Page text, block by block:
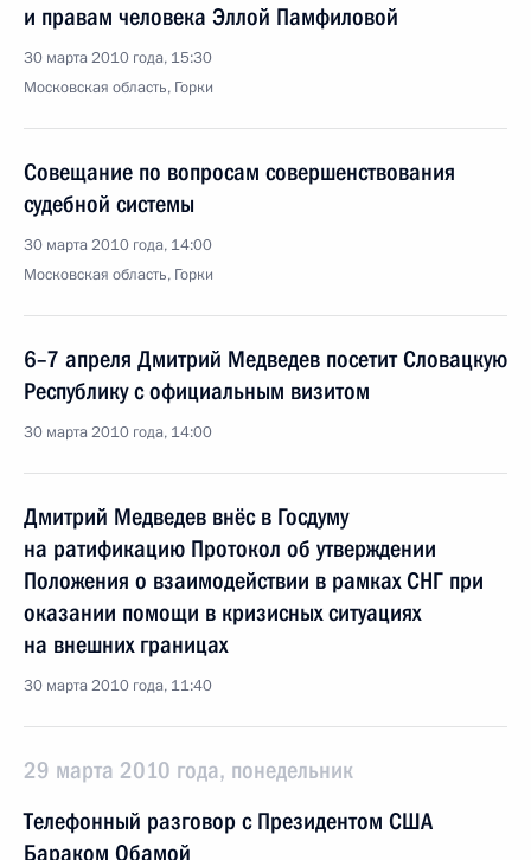
и правам человека Эллой Памфиловой
30 марта 2010 года, 15:30
Московская область, Горки
Совещание по вопросам совершенствования
судебной системы
30 марта 2010 года, 14:00
Московская область, Горки
6–7 апреля Дмитрий Медведев посетит Словацкую
Республику с официальным визитом
30 марта 2010 года, 14:00
Дмитрий Медведев внёс в Госдуму
на ратификацию Протокол об утверждении
Положения о взаимодействии в рамках СНГ при
оказании помощи в кризисных ситуациях
на внешних границах
30 марта 2010 года, 11:40
29 марта 2010 года, понедельник
Телефонный разговор с Президентом США
Бараком Обамой